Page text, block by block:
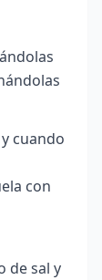
cuando
con
de sal y